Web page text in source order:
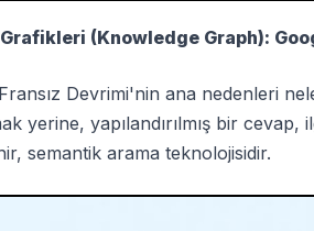
(Knowledge Graph):
Devrimi'nin ana nedenleri
yerine, yapılandırılmış bir
semantik arama teknolojisidir.